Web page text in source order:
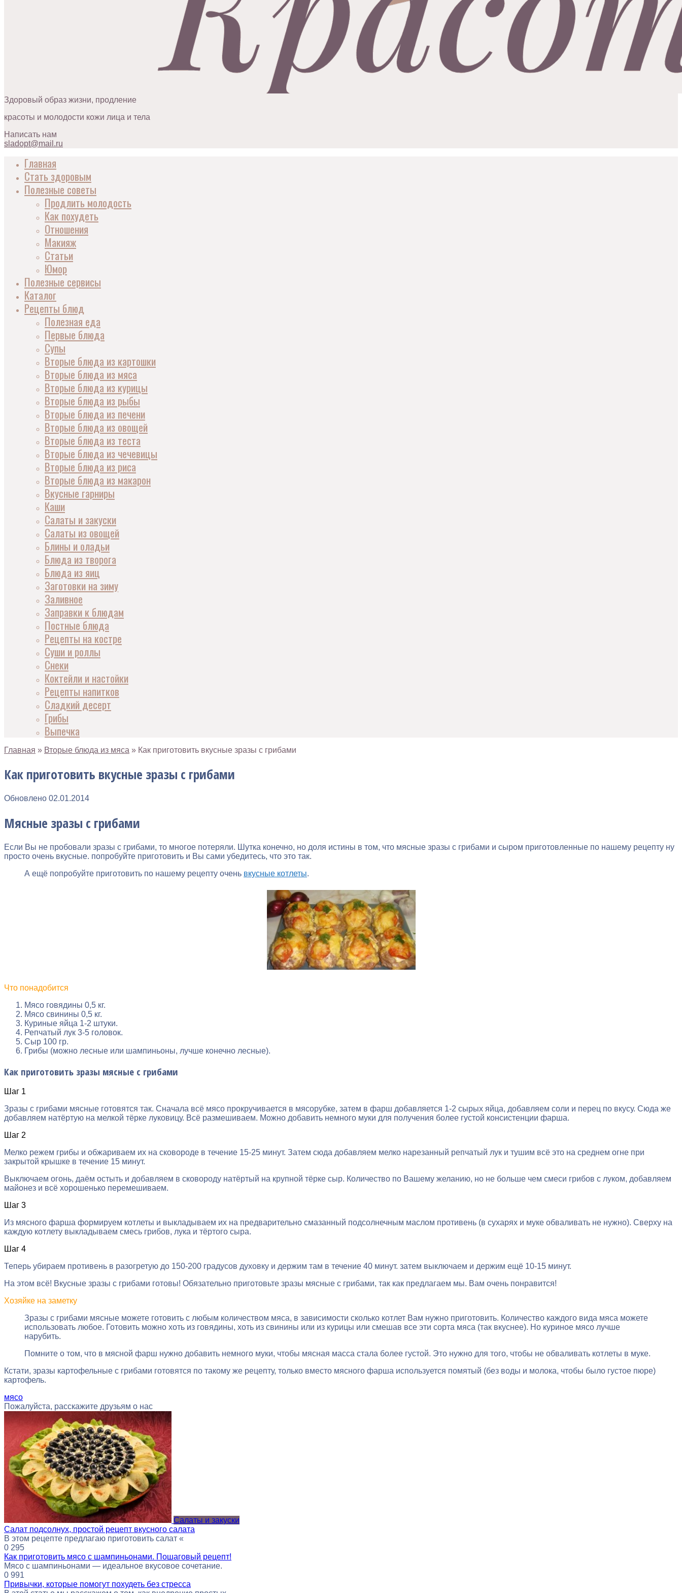
Здоровый образ жизни, продление
красоты и молодости кожи лица и тела
Написать нам
sladopt@mail.ru
Главная
Стать здоровым
Полезные советы
Продлить молодость
Как похудеть
Отношения
Макияж
Статьи
Юмор
Полезные сервисы
Каталог
Рецепты блюд
Полезная еда
Первые блюда
Супы
Вторые блюда из картошки
Вторые блюда из мяса
Вторые блюда из курицы
Вторые блюда из рыбы
Вторые блюда из печени
Вторые блюда из овощей
Вторые блюда из теста
Вторые блюда из чечевицы
Вторые блюда из риса
Вторые блюда из макарон
Вкусные гарниры
Каши
Салаты и закуски
Салаты из овощей
Блины и оладьи
Блюда из творога
Блюда из яиц
Заготовки на зиму
Заливное
Заправки к блюдам
Постные блюда
Рецепты на костре
Суши и роллы
Снеки
Коктейли и настойки
Рецепты напитков
Сладкий десерт
Грибы
Выпечка
Главная » Вторые блюда из мяса » Как приготовить вкусные зразы с грибами
Как приготовить вкусные зразы с грибами
Обновлено 02.01.2014
Мясные зразы с грибами
Если Вы не пробовали зразы с грибами, то многое потеряли. Шутка конечно, но доля истины в том, что мясные зразы с грибами и сыром приготовленные по нашему рецепту ну
просто очень вкусные. попробуйте приготовить и Вы сами убедитесь, что это так.
А ещё попробуйте приготовить по нашему рецепту очень вкусные котлеты.
Что понадобится
Мясо говядины 0,5 кг.
Мясо свинины 0,5 кг.
Куриные яйца 1-2 штуки.
Репчатый лук 3-5 головок.
Сыр 100 гр.
Грибы (можно лесные или шампиньоны, лучше конечно лесные).
Как приготовить зразы мясные с грибами
Шаг 1
Зразы с грибами мясные готовятся так. Сначала всё мясо прокручивается в мясорубке, затем в фарш добавляется 1-2 сырых яйца, добавляем соли и перец по вкусу. Сюда же
добавляем натёртую на мелкой тёрке луковицу. Всё размешиваем. Можно добавить немного муки для получения более густой консистенции фарша.
Шаг 2
Мелко режем грибы и обжариваем их на сковороде в течение 15-25 минут. Затем сюда добавляем мелко нарезанный репчатый лук и тушим всё это на среднем огне при
закрытой крышке в течение 15 минут.
Выключаем огонь, даём остыть и добавляем в сковороду натёртый на крупной тёрке сыр. Количество по Вашему желанию, но не больше чем смеси грибов с луком, добавляем
майонез и всё хорошенько перемешиваем.
Шаг 3
Из мясного фарша формируем котлеты и выкладываем их на предварительно смазанный подсолнечным маслом противень (в сухарях и муке обваливать не нужно). Сверху на
каждую котлету выкладываем смесь грибов, лука и тёртого сыра.
Шаг 4
Теперь убираем противень в разогретую до 150-200 градусов духовку и держим там в течение 40 минут. затем выключаем и держим ещё 10-15 минут.
На этом всё! Вкусные зразы с грибами готовы! Обязательно приготовьте зразы мясные с грибами, так как предлагаем мы. Вам очень понравится!
Хозяйке на заметку
Зразы с грибами мясные можете готовить с любым количеством мяса, в зависимости сколько котлет Вам нужно приготовить. Количество каждого вида мяса можете
использовать любое. Готовить можно хоть из говядины, хоть из свинины или из курицы или смешав все эти сорта мяса (так вкуснее). Но куриное мясо лучше
нарубить.
Помните о том, что в мясной фарш нужно добавить немного муки, чтобы мясная масса стала более густой. Это нужно для того, чтобы не обваливать котлеты в муке.
Кстати, зразы картофельные с грибами готовятся по такому же рецепту, только вместо мясного фарша используется помятый (без воды и молока, чтобы было густое пюре)
картофель.
мясо
Пожалуйста, расскажите друзьям о нас
Салаты и закуски
Салат подсолнух, простой рецепт вкусного салата
В этом рецепте предлагаю приготовить салат «
0 295
Как приготовить мясо с шампиньонами. Пошаговый рецепт!
Мясо с шампиньонами — идеальное вкусовое сочетание.
0 991
Привычки, которые помогут похудеть без стресса